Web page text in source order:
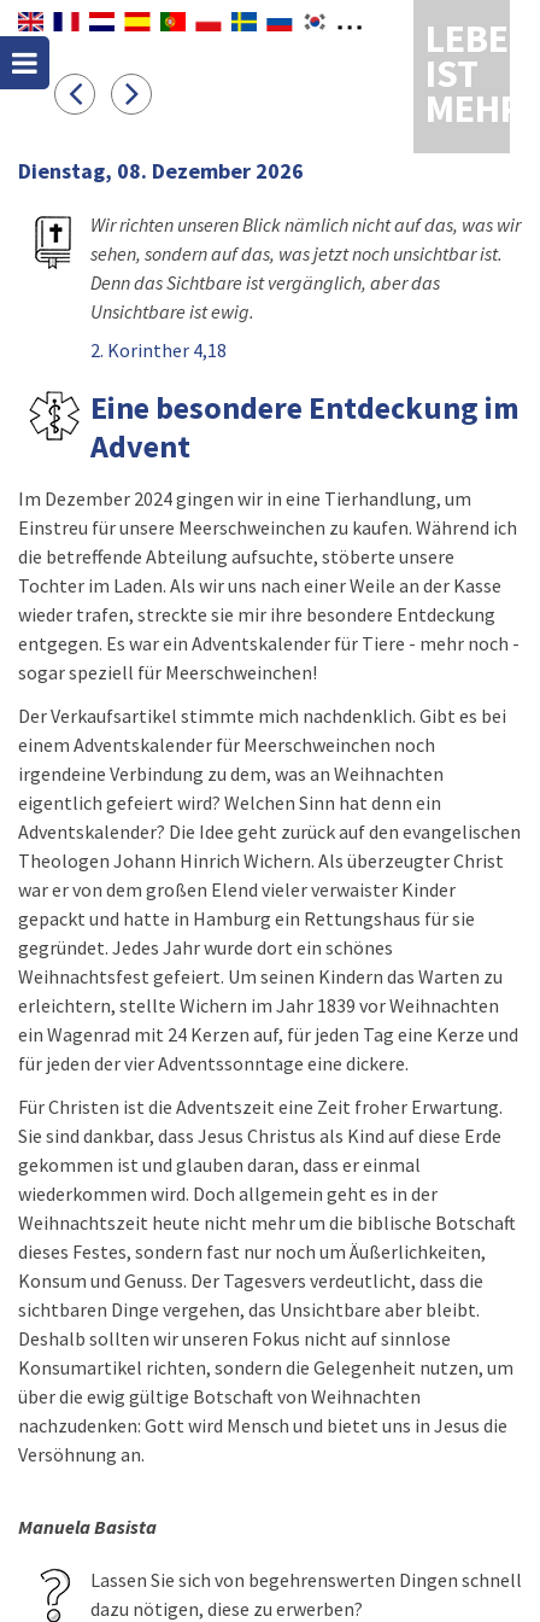
LEBEN
IST
MEHR
Dienstag, 08. Dezember 2026
Wir richten unseren Blick nämlich nicht auf das, was wir
sehen, sondern auf das, was jetzt noch unsichtbar ist.
Denn das Sichtbare ist vergänglich, aber das
Unsichtbare ist ewig.
2. Korinther 4,18
Eine besondere Entdeckung im
Advent
Im Dezember 2024 gingen wir in eine Tierhandlung, um
Einstreu für unsere Meerschweinchen zu kaufen. Während ich
die betreffende Abteilung aufsuchte, stöberte unsere
Tochter im Laden. Als wir uns nach einer Weile an der Kasse
wieder trafen, streckte sie mir ihre besondere Entdeckung
entgegen. Es war ein Adventskalender für Tiere - mehr noch -
sogar speziell für Meerschweinchen!
Der Verkaufsartikel stimmte mich nachdenklich. Gibt es bei
einem Adventskalender für Meerschweinchen noch
irgendeine Verbindung zu dem, was an Weihnachten
eigentlich gefeiert wird? Welchen Sinn hat denn ein
Adventskalender? Die Idee geht zurück auf den evangelischen
Theologen Johann Hinrich Wichern. Als überzeugter Christ
war er von dem großen Elend vieler verwaister Kinder
gepackt und hatte in Hamburg ein Rettungshaus für sie
gegründet. Jedes Jahr wurde dort ein schönes
Weihnachtsfest gefeiert. Um seinen Kindern das Warten zu
erleichtern, stellte Wichern im Jahr 1839 vor Weihnachten
ein Wagenrad mit 24 Kerzen auf, für jeden Tag eine Kerze und
für jeden der vier Adventssonntage eine dickere.
Für Christen ist die Adventszeit eine Zeit froher Erwartung.
Sie sind dankbar, dass Jesus Christus als Kind auf diese Erde
gekommen ist und glauben daran, dass er einmal
wiederkommen wird. Doch allgemein geht es in der
Weihnachtszeit heute nicht mehr um die biblische Botschaft
dieses Festes, sondern fast nur noch um Äußerlichkeiten,
Konsum und Genuss. Der Tagesvers verdeutlicht, dass die
sichtbaren Dinge vergehen, das Unsichtbare aber bleibt.
Deshalb sollten wir unseren Fokus nicht auf sinnlose
Konsumartikel richten, sondern die Gelegenheit nutzen, um
über die ewig gültige Botschaft von Weihnachten
nachzudenken: Gott wird Mensch und bietet uns in Jesus die
Versöhnung an.
Manuela Basista
Lassen Sie sich von begehrenswerten Dingen schnell
dazu nötigen, diese zu erwerben?